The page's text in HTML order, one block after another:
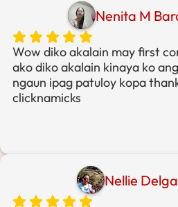
magtiwala, at mag-take
Thank you, Clicknamics and
the guidance and system.
Nenita M
Wow diko akalain may first
ako diko akalain kinaya ko
ngaun ipag patuloy kopa
clicknamicks
Nellie